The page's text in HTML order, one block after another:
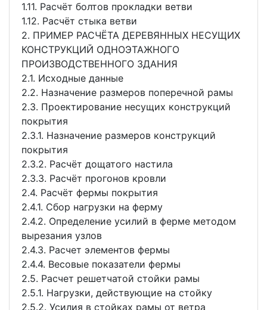
1.11. Расчёт болтов прокладки ветви
1.12. Расчёт стыка ветви
2. ПРИМЕР РАСЧЁТА ДЕРЕВЯННЫХ НЕСУЩИХ
КОНСТРУКЦИЙ ОДНОЭТАЖНОГО
ПРОИЗВОДСТВЕННОГО ЗДАНИЯ
2.1. Исходные данные
2.2. Назначение размеров поперечной рамы
2.3. Проектирование несущих конструкций
покрытия
2.3.1. Назначение размеров конструкций
покрытия
2.3.2. Расчёт дощатого настила
2.3.3. Расчёт прогонов кровли
2.4. Расчёт фермы покрытия
2.4.1. Сбор нагрузки на ферму
2.4.2. Определение усилий в ферме методом
вырезания узлов
2.4.3. Расчет элементов фермы
2.4.4. Весовые показатели фермы
2.5. Расчет решетчатой стойки рамы
2.5.1. Нагрузки, действующие на стойку
2.5.2. Усилия в стойках рамы от ветра